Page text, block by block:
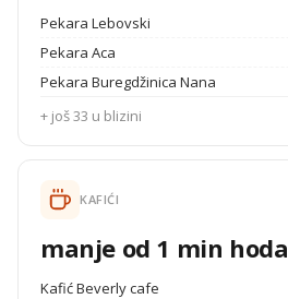
Pekara Lebovski
Pekara Aca
Pekara Buregdžinica Nana
+ još 33 u blizini
KAFIĆI
manje od 1 min hoda
Kafić Beverly cafe